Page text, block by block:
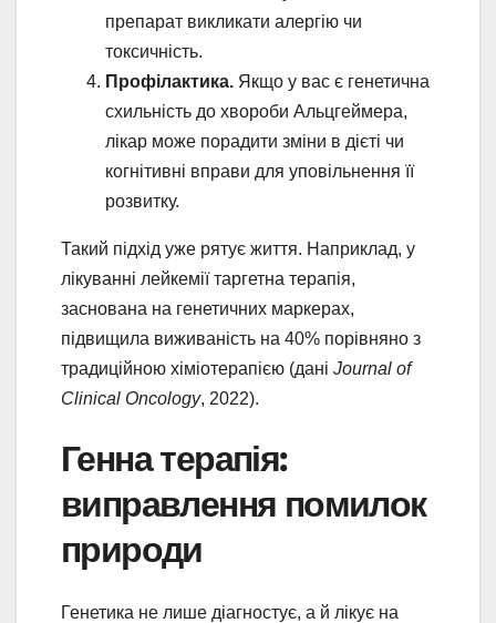
препарат викликати алергію чи
токсичність.
Профілактика. Якщо у вас є генетична
схильність до хвороби Альцгеймера,
лікар може порадити зміни в дієті чи
когнітивні вправи для уповільнення її
розвитку.
Такий підхід уже рятує життя. Наприклад, у
лікуванні лейкемії таргетна терапія,
заснована на генетичних маркерах,
підвищила виживаність на 40% порівняно з
традиційною хіміотерапією (дані Journal of
Clinical Oncology, 2022).
Генна терапія:
виправлення помилок
природи
Генетика не лише діагностує, а й лікує на